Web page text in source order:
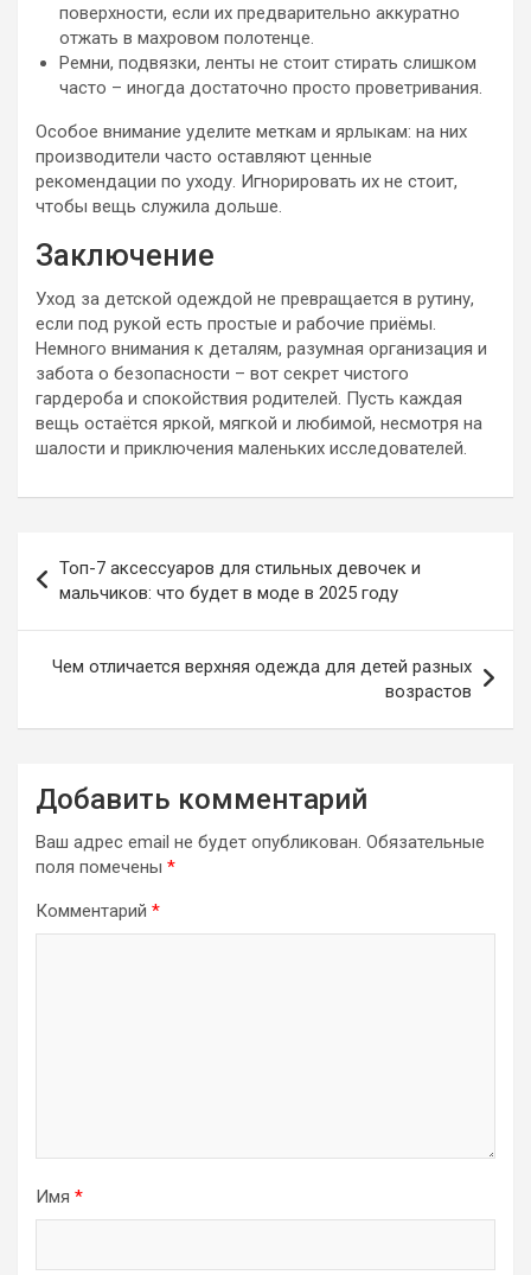
поверхности, если их предварительно аккуратно
отжать в махровом полотенце.
Ремни, подвязки, ленты не стоит стирать слишком
часто – иногда достаточно просто проветривания.
Особое внимание уделите меткам и ярлыкам: на них
производители часто оставляют ценные
рекомендации по уходу. Игнорировать их не стоит,
чтобы вещь служила дольше.
Заключение
Уход за детской одеждой не превращается в рутину,
если под рукой есть простые и рабочие приёмы.
Немного внимания к деталям, разумная организация и
забота о безопасности – вот секрет чистого
гардероба и спокойствия родителей. Пусть каждая
вещь остаётся яркой, мягкой и любимой, несмотря на
шалости и приключения маленьких исследователей.
по
записям
Топ-7 аксессуаров для стильных девочек и
мальчиков: что будет в моде в 2025 году
Чем отличается верхняя одежда для детей разных
возрастов
Добавить комментарий
Ваш адрес email не будет опубликован. Обязательные
поля помечены *
Комментарий *
Имя *